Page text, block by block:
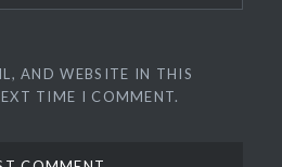
AND WEBSITE IN THIS
TIME I COMMENT.